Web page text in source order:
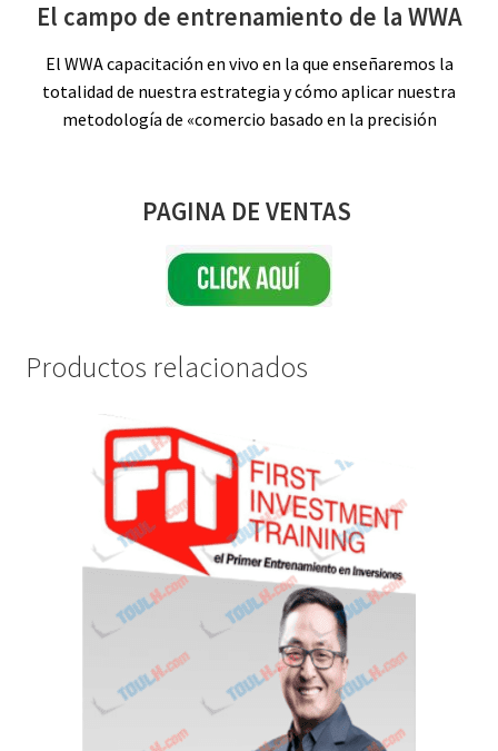
El campo de entrenamiento de la WWA
El WWA capacitación en vivo en la que enseñaremos la
totalidad de nuestra estrategia y cómo aplicar nuestra
metodología de «comercio basado en la precisión
PAGINA DE VENTAS
Productos relacionados